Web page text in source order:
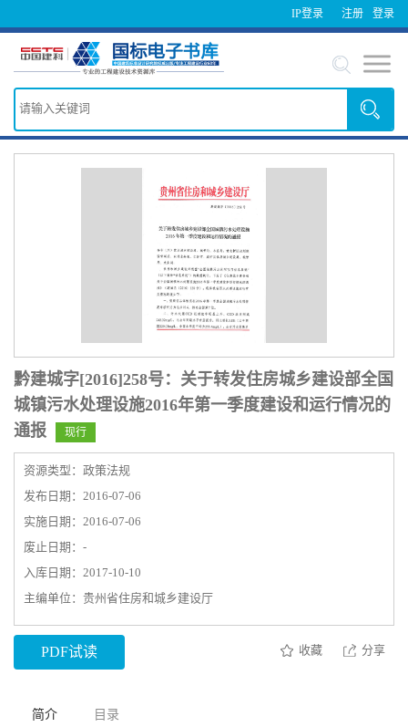
IP登录 登录
注册
黔建城字[2016]258号：关于转发住房城乡建设部全国
城镇污水处理设施2016年第一季度建设和运行情况的
通报
现行
资源类型：政策法规
发布日期：2016-07-06
实施日期：2016-07-06
废止日期：-
入库日期：2017-10-10
主编单位：贵州省住房和城乡建设厅
PDF试读 收藏 分享
简介 目录